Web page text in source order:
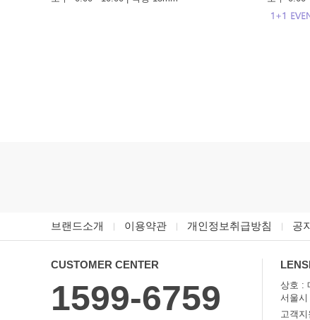
브랜드소개 이용약관 개인정보취급방침 공
CUSTOMER CENTER
1599-6759
상호 :
서울시
고객